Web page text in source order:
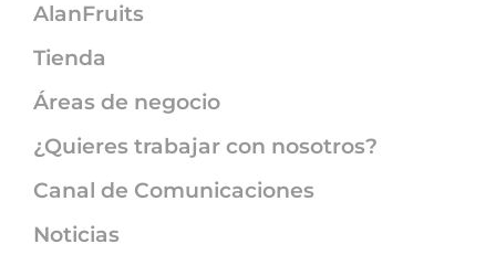
AlanFruits
Tienda
Áreas de negocio
¿Quieres trabajar con nosotros?
Canal de Comunicaciones
Noticias